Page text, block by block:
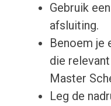
Gebruik
afsluiting.
Benoem je
die
Master
Leg de